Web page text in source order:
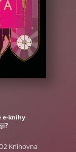
e-knihy
Knihovna